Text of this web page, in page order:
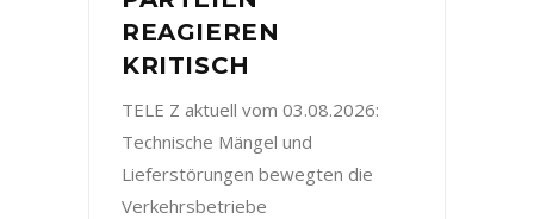
REAGIEREN
KRITISCH
TELE Z aktuell vom 03.08.2026:
Technische Mängel und
Lieferstörungen bewegten die
Verkehrsbetriebe